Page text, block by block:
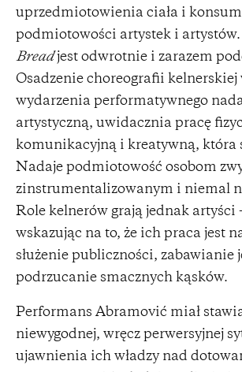
uprzedmiotowienia ciała i
podmiotowości artystek i artystów.
Breadjest odwrotnie i zarazem
Osadzenie choreografii kelnerskiej
wydarzenia performatywnego
artystyczną, uwidacznia pracę
komunikacyjną i kreatywną, która
Nadaje podmiotowość osobom
zinstrumentalizowanym i niemal
Role kelnerów grają jednak artyści
wskazując na to, że ich praca jest
służenie publiczności, zabawianie
podrzucanie smacznych kąsków.
Performans Abramović miał
niewygodnej, wręcz perwersyjnej
ujawnienia ich władzy nad